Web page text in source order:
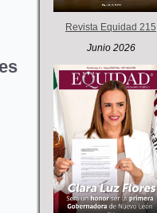
Revista Equidad 215
Junio 2026